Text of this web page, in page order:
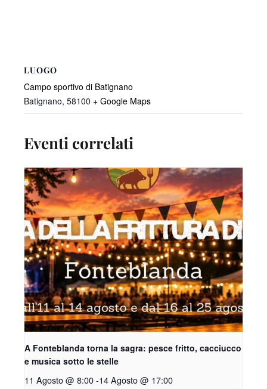
LUOGO
Campo sportivo di Batignano
Batignano, 58100 + Google Maps
Eventi correlati
A Fonteblanda torna la sagra: pesce fritto, cacciucco
e musica sotto le stelle
11 Agosto @ 8:00-14 Agosto @ 17:00